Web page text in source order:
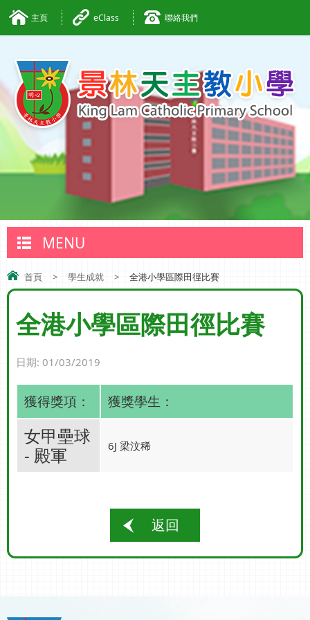
主頁 eClass 聯絡我們
MENU
首頁 > 學生成就 > 全港小學區際田徑比賽
全港小學區際田徑比賽
日期: 01/03/2019
獲得獎項： 獲獎學生：
女甲壘球
- 殿軍
6J 梁汶稀
返回